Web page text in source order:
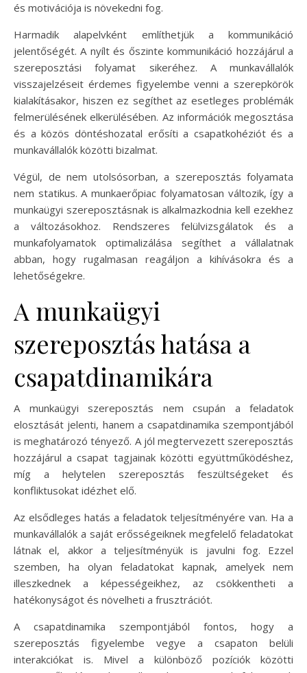
és motivációja is növekedni fog.
Harmadik alapelvként említhetjük a kommunikáció
jelentőségét. A nyílt és őszinte kommunikáció hozzájárul a
szereposztási folyamat sikeréhez. A munkavállalók
visszajelzéseit érdemes figyelembe venni a szerepkörök
kialakításakor, hiszen ez segíthet az esetleges problémák
felmerülésének elkerülésében. Az információk megosztása
és a közös döntéshozatal erősíti a csapatkohéziót és a
munkavállalók közötti bizalmat.
Végül, de nem utolsósorban, a szereposztás folyamata
nem statikus. A munkaerőpiac folyamatosan változik, így a
munkaügyi szereposztásnak is alkalmazkodnia kell ezekhez
a változásokhoz. Rendszeres felülvizsgálatok és a
munkafolyamatok optimalizálása segíthet a vállalatnak
abban, hogy rugalmasan reagáljon a kihívásokra és a
lehetőségekre.
A munkaügyi
szereposztás hatása a
csapatdinamikára
A munkaügyi szereposztás nem csupán a feladatok
elosztását jelenti, hanem a csapatdinamika szempontjából
is meghatározó tényező. A jól megtervezett szereposztás
hozzájárul a csapat tagjainak közötti együttműködéshez,
míg a helytelen szereposztás feszültségeket és
konfliktusokat idézhet elő.
Az elsődleges hatás a feladatok teljesítményére van. Ha a
munkavállalók a saját erősségeiknek megfelelő feladatokat
látnak el, akkor a teljesítményük is javulni fog. Ezzel
szemben, ha olyan feladatokat kapnak, amelyek nem
illeszkednek a képességeikhez, az csökkentheti a
hatékonyságot és növelheti a frusztrációt.
A csapatdinamika szempontjából fontos, hogy a
szereposztás figyelembe vegye a csapaton belüli
interakciókat is. Mivel a különböző pozíciók közötti